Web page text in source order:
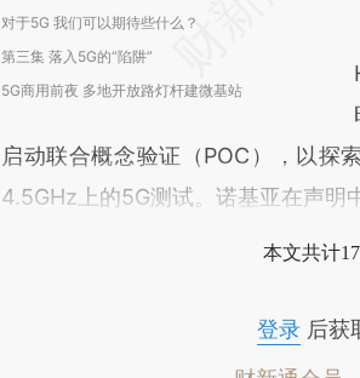
对于5G 我们可以期待些什么？
第三集 落入5G的“陷阱”
5G商用前夜 多地开放路灯杆建微基站
启动联合概念验证（POC），以探
4.5GHz上的5G测试。诺基亚在声明
本文共计
登录后获